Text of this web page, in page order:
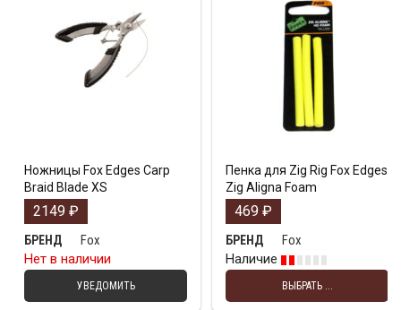
Ножницы Fox Edges Carp
Braid Blade XS
2149 ₽
БРЕНД
Fox
Нет в наличии
УВЕДОМИТЬ
Пенка для Zig Rig Fox Edges
Zig Aligna Foam
469 ₽
БРЕНД
Fox
Наличие
ВЫБРАТЬ ...